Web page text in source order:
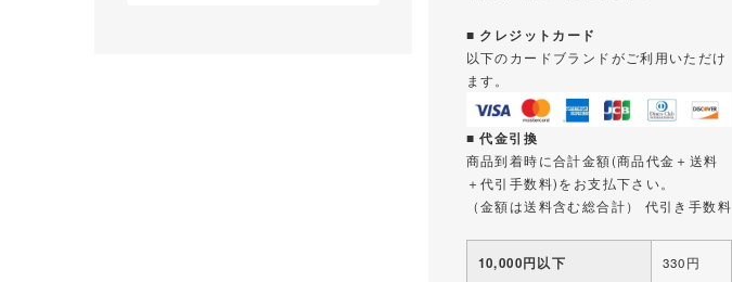
■ クレジットカード
以下のカードブランドがご利用いただけ
ます。
■ 代金引換
商品到着時に合計金額(商品代金＋送料
＋代引手数料)をお支払下さい。
（金額は送料含む総合計） 代引き手数料
10,000円以下 330円